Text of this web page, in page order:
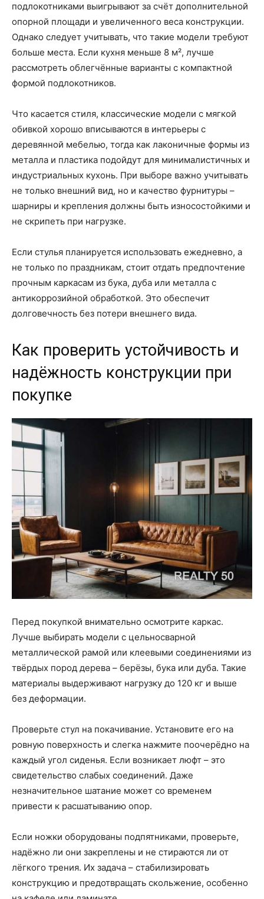
подлокотниками выигрывают за счёт дополнительной
опорной площади и увеличенного веса конструкции.
Однако следует учитывать, что такие модели требуют
больше места. Если кухня меньше 8 м², лучше
рассмотреть облегчённые варианты с компактной
формой подлокотников.
Что касается стиля, классические модели с мягкой
обивкой хорошо вписываются в интерьеры с
деревянной мебелью, тогда как лаконичные формы из
металла и пластика подойдут для минималистичных и
индустриальных кухонь. При выборе важно учитывать
не только внешний вид, но и качество фурнитуры –
шарниры и крепления должны быть износостойкими и
не скрипеть при нагрузке.
Если стулья планируется использовать ежедневно, а
не только по праздникам, стоит отдать предпочтение
прочным каркасам из бука, дуба или металла с
антикоррозийной обработкой. Это обеспечит
долговечность без потери внешнего вида.
Как проверить устойчивость и
надёжность конструкции при
покупке
Перед покупкой внимательно осмотрите каркас.
Лучше выбирать модели с цельносварной
металлической рамой или клеевыми соединениями из
твёрдых пород дерева – берёзы, бука или дуба. Такие
материалы выдерживают нагрузку до 120 кг и выше
без деформации.
Проверьте стул на покачивание. Установите его на
ровную поверхность и слегка нажмите поочерёдно на
каждый угол сиденья. Если возникает люфт – это
свидетельство слабых соединений. Даже
незначительное шатание может со временем
привести к расшатыванию опор.
Если ножки оборудованы подпятниками, проверьте,
надёжно ли они закреплены и не стираются ли от
лёгкого трения. Их задача – стабилизировать
конструкцию и предотвращать скольжение, особенно